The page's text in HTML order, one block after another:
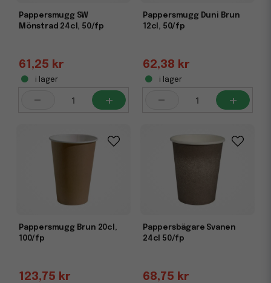
Pappersmugg SW
Mönstrad 24cl, 50/fp
61,25 kr
i lager
- +
Pappersmugg Duni Brun
12cl, 50/fp
62,38 kr
i lager
- +
Pappersmugg Brun 20cl,
100/fp
123,75 kr
Pappersbägare Svanen
24cl 50/fp
68,75 kr